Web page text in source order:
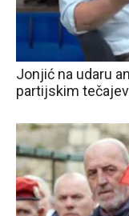
Jonjić na udaru
partijskim